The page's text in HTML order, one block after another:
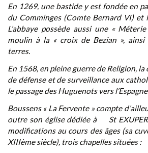
En 1269, une bastide y est fondée en
du Comminges (Comte Bernard VI) et
L’abbaye possède aussi une «
moulin à la « croix de Bezian », ainsi
terres.
En 1568, en pleine guerre de Religion,
de défense et de surveillance aux
le passage des Huguenots vers
Boussens « La Fervente » compte
outre son église dédiée à St
modifications au cours des âges (sa
XIIIème siècle), trois chapelles situées :